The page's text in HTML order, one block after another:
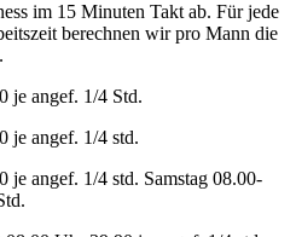
im 15 Minuten Takt ab. Für jede
berechnen wir pro Mann die
je angef. 1/4 Std.
je angef. 1/4 std.
angef. 1/4 std. Samstag 08.00-